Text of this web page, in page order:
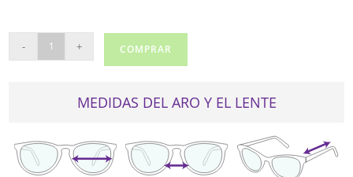
99021
- + COMPRAR
MEDIDAS DEL ARO Y EL LENTE